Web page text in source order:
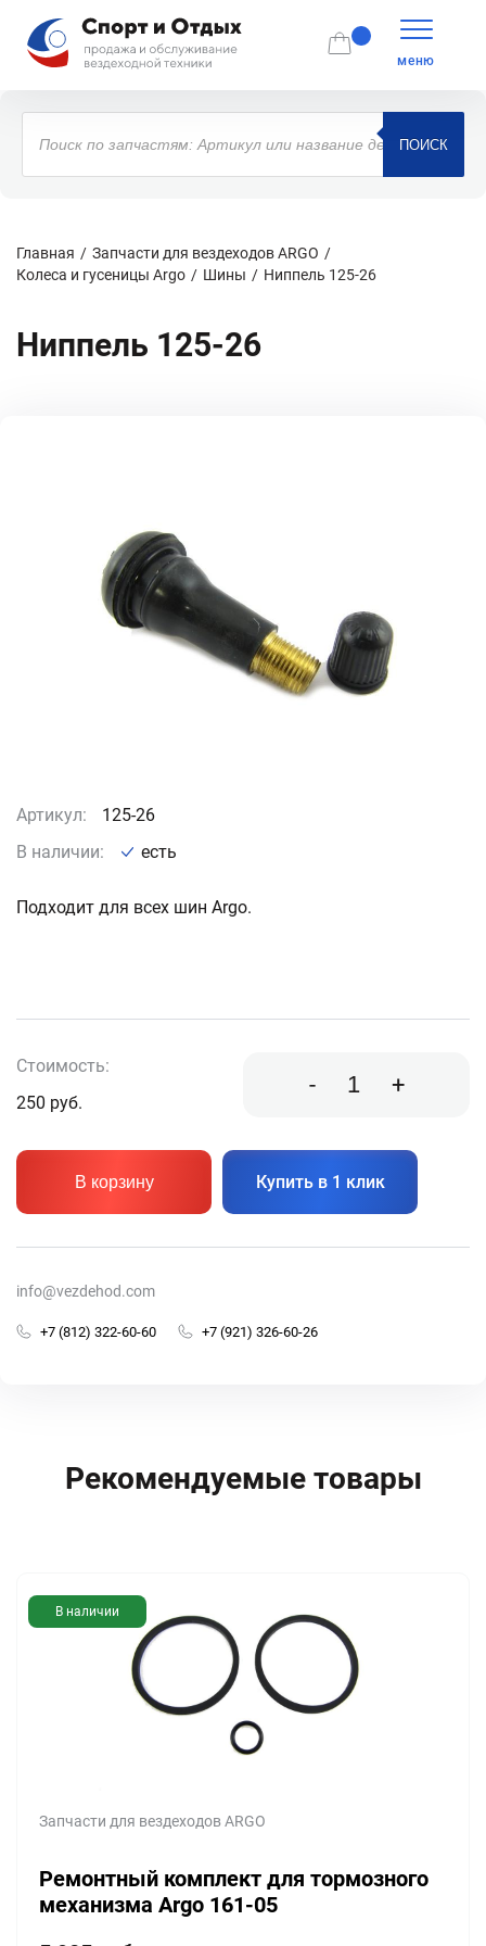
меню
Поиск
товаров
ПОИСК
Главная
Запчасти для вездеходов ARGO
Колеса и гусеницы Argo
Шины Ниппель 125-26
Ниппель 125-26
Артикул:
125-26
В наличии:
есть
Подходит для всех шин Argo.
Стоимость:
250 руб.
- +
В корзину Купить в 1 клик
info@vezdehod.com
+7 (812) 322-60-60 +7 (921) 326-60-26
Рекомендуемые товары
В наличии
Запчасти для вездеходов ARGO
Ремонтный комплект для тормозного
механизма Argo 161-05